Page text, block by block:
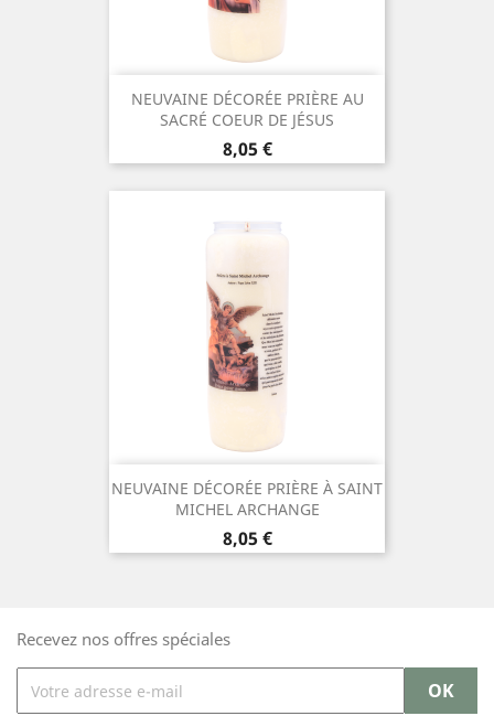
NEUVAINE DÉCORÉE PRIÈRE AU
SACRÉ COEUR DE JÉSUS
Prix
8,05 €
NEUVAINE DÉCORÉE PRIÈRE À SAINT
MICHEL ARCHANGE
Prix
8,05 €
Recevez nos offres spéciales